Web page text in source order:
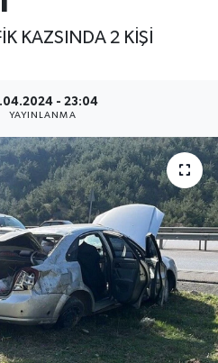
KAZSINDA 2 KİŞİ
- 23:04
YAYINLANMA